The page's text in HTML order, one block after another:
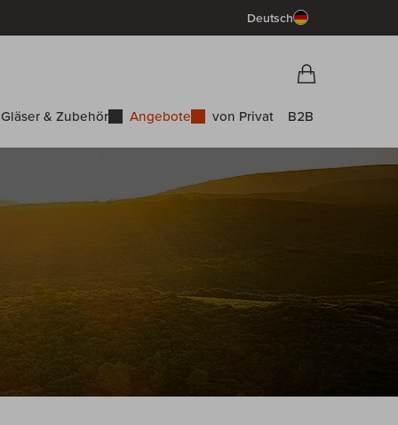
Deutsch
Gläser & Zubehör Angebote von Privat B2B